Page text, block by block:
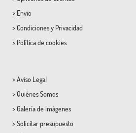
> Envío
> Condicionesy Privacidad
> Política de cookies
> Aviso Legal
> Quiénes Somos
> Galería de imágenes
> Solicitar presupuesto